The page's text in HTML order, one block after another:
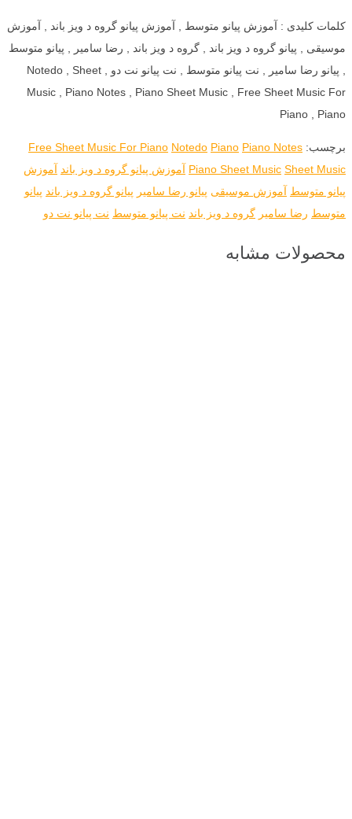
کلمات کلیدی : آموزش پیانو متوسط , آموزش پیانو گروه د ویز باند , آموزش
موسیقی , پیانو گروه د ویز باند , گروه د ویز باند , رضا سامیر , پیانو متوسط
, پیانو رضا سامیر , نت پیانو متوسط , نت پیانو نت دو , Notedo , Sheet
Music , Piano Notes , Piano Sheet Music , Free Sheet Music For
Piano , Piano
برچسب: Free Sheet Music For Piano Notedo Piano Piano Notes
Piano Sheet Music Sheet Music آموزش پیانو گروه د ویز باند آموزش
پیانو متوسط آموزش موسیقی پیانو رضا سامیر پیانو گروه د ویز باند پیانو
متوسط رضا سامیر گروه د ویز باند نت پیانو متوسط نت پیانو نت دو
محصولات مشابه